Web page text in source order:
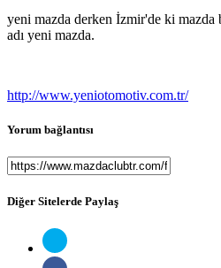
yeni mazda derken İzmir'de ki mazda
adı yeni mazda.
http://www.yeniotomotiv.com.tr/
Yorum bağlantısı
Diğer Sitelerde Paylaş